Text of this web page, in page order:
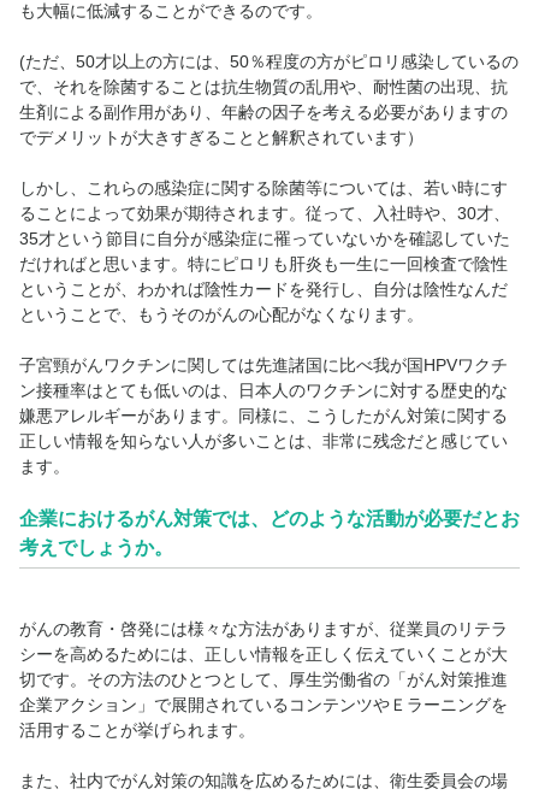
も大幅に低減することができるのです。
(ただ、50才以上の方には、50％程度の方がピロリ感染しているの
で、それを除菌することは抗生物質の乱用や、耐性菌の出現、抗
生剤による副作用があり、年齢の因子を考える必要がありますの
でデメリットが大きすぎることと解釈されています）
しかし、これらの感染症に関する除菌等については、若い時にす
ることによって効果が期待されます。従って、入社時や、30才、
35才という節目に自分が感染症に罹っていないかを確認していた
だければと思います。特にピロリも肝炎も一生に一回検査で陰性
ということが、わかれば陰性カードを発行し、自分は陰性なんだ
ということで、もうそのがんの心配がなくなります。
子宮頸がんワクチンに関しては先進諸国に比べ我が国HPVワクチ
ン接種率はとても低いのは、日本人のワクチンに対する歴史的な
嫌悪アレルギーがあります。同様に、こうしたがん対策に関する
正しい情報を知らない人が多いことは、非常に残念だと感じてい
ます。
企業におけるがん対策では、どのような活動が必要だとお
考えでしょうか。
がんの教育・啓発には様々な方法がありますが、従業員のリテラ
シーを高めるためには、正しい情報を正しく伝えていくことが大
切です。その方法のひとつとして、厚生労働省の「がん対策推進
企業アクション」で展開されているコンテンツやＥラーニングを
活用することが挙げられます。
また、社内でがん対策の知識を広めるためには、衛生委員会の場